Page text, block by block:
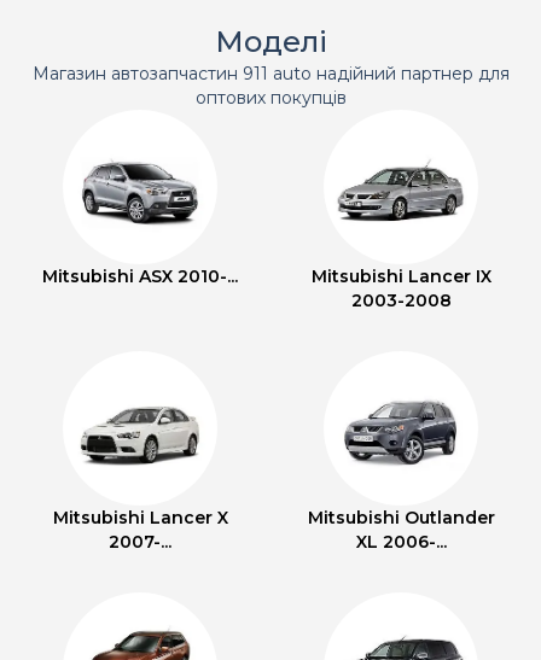
Моделі
Магазин автозапчастин 911 auto надійний партнер для
оптових покупців
Mitsubishi ASX 2010-...
Mitsubishi Lancer IX
2003-2008
Mitsubishi Lancer X
2007-...
Mitsubishi Outlander
XL 2006-...